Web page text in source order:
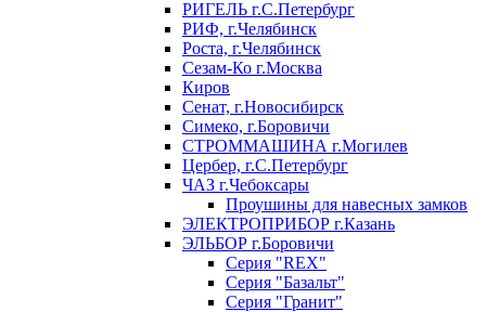
РИГЕЛЬ г.С.Петербург
РИФ, г.Челябинск
Роста, г.Челябинск
Сезам-Ко г.Москва
Киров
Сенат, г.Новосибирск
Симеко, г.Боровичи
СТРОММАШИНА г.Могилев
Цербер, г.С.Петербург
ЧАЗ г.Чебоксары
Проушины для навесных замков
ЭЛЕКТРОПРИБОР г.Казань
ЭЛЬБОР г.Боровичи
Серия "REX"
Серия "Базальт"
Серия "Гранит"